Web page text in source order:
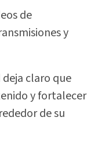
de
y
claro que
y fortalecer
de su